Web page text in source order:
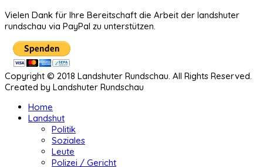
Vielen Dank für Ihre Bereitschaft die Arbeit der landshuter
rundschau via PayPal zu unterstützen.
Copyright © 2018 Landshuter Rundschau. All Rights Reserved.
Created by Landshuter Rundschau
Home
Landshut
Politik
Soziales
Leute
Polizei / Gericht